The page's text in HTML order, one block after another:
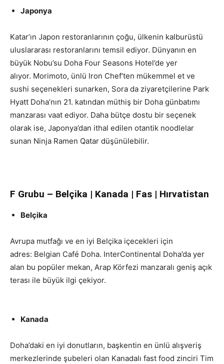
Japonya
Katar’ın Japon restoranlarının çoğu, ülkenin kalburüstü
uluslararası restoranlarını temsil ediyor. Dünyanın en
büyük Nobu’su Doha Four Seasons Hotel’de yer
alıyor. Morimoto, ünlü Iron Chef’ten mükemmel et ve
sushi seçenekleri sunarken, Sora da ziyaretçilerine Park
Hyatt Doha’nın 21. katından müthiş bir Doha günbatımı
manzarası vaat ediyor. Daha bütçe dostu bir seçenek
olarak ise, Japonya’dan ithal edilen otantik noodlelar
sunan Ninja Ramen Qatar düşünülebilir.
F Grubu – Belçika | Kanada | Fas | Hırvatistan
Belçika
Avrupa mutfağı ve en iyi Belçika içecekleri için
adres: Belgian Café Doha. InterContinental Doha’da yer
alan bu popüler mekan, Arap Körfezi manzaralı geniş açık
terası ile büyük ilgi çekiyor.
Kanada
Doha’daki en iyi donutların, başkentin en ünlü alışveriş
merkezlerinde şubeleri olan Kanadalı fast food zinciri Tim